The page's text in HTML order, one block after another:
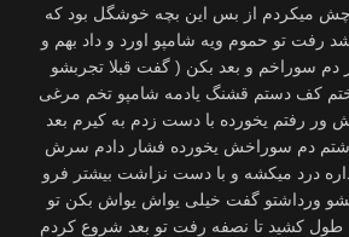
میکردم از بس این بچه خوشگل بود که
رفت تو حموم ویه شامپو اورد و داد بهم و
دم سوراخم و بعد بکن ( گفت قبلا تجربشو
کف دستم قشنگ یادمه شامپو تخم مرغی
ور رفتم یخورده با دست زدم به کیرم بعد
دم سوراخش یخورده فشار دادم سرش
درد میکشه و با دست نزاشت بیشتر فرو
ورداشتو گفت خیلی یواش یواش بکن تو
طول کشید تا نصفه رفت تو بعد شروع کردم